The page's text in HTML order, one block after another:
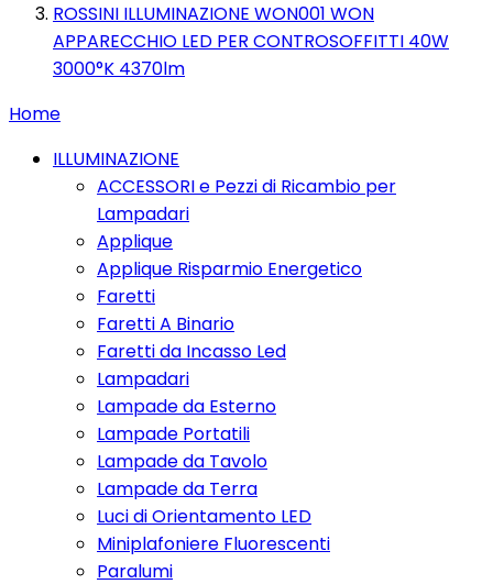
ROSSINI ILLUMINAZIONE WON001 WON
APPARECCHIO LED PER CONTROSOFFITTI 40W
3000°K 4370lm
Home
ILLUMINAZIONE
ACCESSORI e Pezzi di Ricambio per
Lampadari
Applique
Applique Risparmio Energetico
Faretti
Faretti A Binario
Faretti da Incasso Led
Lampadari
Lampade da Esterno
Lampade Portatili
Lampade da Tavolo
Lampade da Terra
Luci di Orientamento LED
Miniplafoniere Fluorescenti
Paralumi